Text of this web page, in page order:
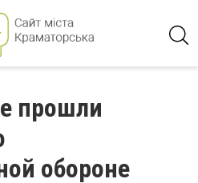
прошли
обороне